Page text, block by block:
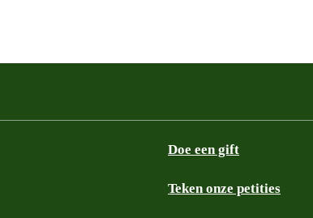
Doe een gift
Teken onze petities